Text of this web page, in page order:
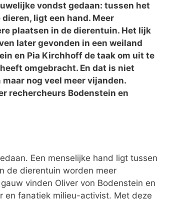
vondst gedaan: tussen het
ligt een hand. Meer
plaatsen in de dierentuin. Het lijk
later gevonden in een weiland
en Pia Kirchhoff de taak om uit te
omgebracht. En dat is niet
nog veel meer vijanden.
rechercheurs Bodenstein en
Een menselijke hand ligt tussen
de dierentuin worden meer
vinden Oliver von Bodenstein en
en fanatiek milieu-activist. Met deze